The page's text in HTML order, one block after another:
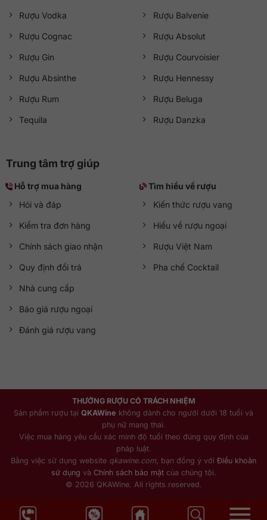
Rượu Vodka
Rượu Cognac
Rượu Gin
Rượu Absinthe
Rượu Rum
Tequila
Rượu Balvenie
Rượu Absolut
Rượu Courvoisier
Rượu Hennessy
Rượu Beluga
Rượu Danzka
Trung tâm trợ giúp
Hỗ trợ mua hàng
Hỏi và đáp
Kiểm tra đơn hàng
Chính sách giao nhận
Quy định đổi trả
Nhà cung cấp
Báo giá rượu ngoại
Đánh giá rượu vang
Tìm hiểu về rượu
Kiến thức rượu vang
Hiểu về rượu ngoại
Rượu Việt Nam
Pha chế Cocktail
THƯỞNG RƯỢU CÓ TRÁCH NHIỆM
Sản phẩm rượu tại QKAWine không dành cho người dưới 18 tuổi và
phụ nữ mang thai.
Việc mua hàng yêu cầu xác minh độ tuổi theo đúng quy định của
pháp luật.
Bằng việc sử dụng website qkawine.com, bạn đồng ý với Điều khoản
sử dụng và Chính sách bảo mậtcủa chúng tôi.
© 2026 QKAWine. All rights reserved.